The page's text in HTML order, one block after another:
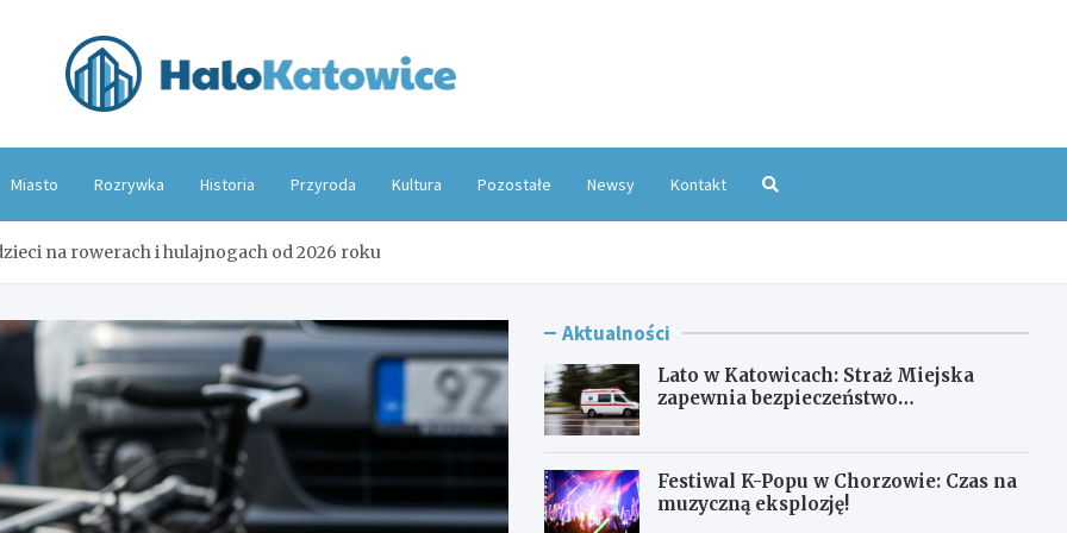
Miasto Rozrywka Historia Przyroda Kultura Pozostałe Newsy Kontakt
na rowerach i hulajnogach od 2026 roku
Aktualności
Lato w Katowicach: Straż Miejska
zapewnia bezpieczeństwo
Festiwal K-Popu w Chorzowie: Czas na
muzyczną eksplozję!